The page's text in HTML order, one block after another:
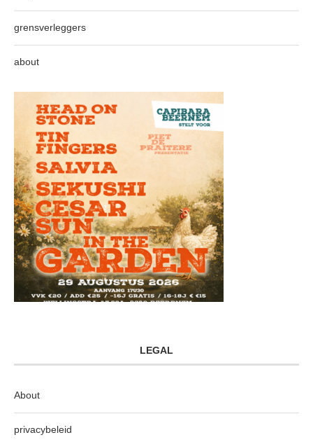
grensverleggers
about
LEGAL
About
privacybeleid